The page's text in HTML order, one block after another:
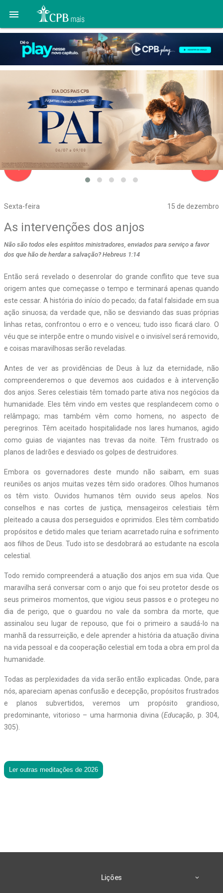

Sexta-feira 15 de dezembro
navigate_before
As intervenções dos anjos
Não são todos eles espíritos ministradores, enviados para serviço a favor
dos que hão de herdar a salvação? Hebreus 1:14
Então será revelado o desenrolar do grande conflito que teve sua
origem antes que começasse o tempo e terminará apenas quando
este cessar. A história do início do pecado; da fatal falsidade em sua
ação sinuosa; da verdade que, não se desviando das suas próprias
linhas retas, confrontou o erro e o venceu; tudo isso ficará claro. O
véu que se interpõe entre o mundo visível e o invisível será removido,
e coisas maravilhosas serão reveladas.
Antes de ver as providências de Deus à luz da eternidade, não
compreenderemos o que devemos aos cuidados e à intervenção
dos anjos. Seres celestiais têm tomado parte ativa nos negócios da
humanidade. Eles têm vindo em vestes que resplandecem como o
relâmpago; mas também vêm como homens, no aspecto de
peregrinos. Têm aceitado hospitalidade nos lares humanos, agido
como guias de viajantes nas trevas da noite. Têm frustrado os
planos de ladrões e desviado os golpes de destruidores.
Embora os governadores deste mundo não saibam, em suas
reuniões os anjos muitas vezes têm sido oradores. Olhos humanos
os têm visto. Ouvidos humanos têm ouvido seus apelos. Nos
conselhos e nas cortes de justiça, mensageiros celestiais têm
pleiteado a causa dos perseguidos e oprimidos. Eles têm combatido
propósitos e detido males que teriam acarretado ruína e sofrimento
aos filhos de Deus. Tudo isto se desdobrará ao estudante na escola
celestial.
Todo remido compreenderá a atuação dos anjos em sua vida. Que
maravilha será conversar com o anjo que foi seu protetor desde os
seus primeiros momentos, que vigiou seus passos e o protegeu no
dia de perigo, que o guardou no vale da sombra da morte, que
assinalou seu lugar de repouso, que foi o primeiro a saudá-lo na
manhã da ressurreição, e dele aprender a história da atuação divina
na vida pessoal e da cooperação celestial em toda a obra em prol da
humanidade.
Todas as perplexidades da vida serão então explicadas. Onde, para
nós, apareciam apenas confusão e decepção, propósitos frustrados
e planos subvertidos, veremos um propósito grandioso,
predominante, vitorioso – uma harmonia divina (Educação, p. 304,
305).
Ler outras meditações de 2026
navigate_next
Lições